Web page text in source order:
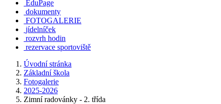
EduPage
dokumenty
FOTOGALERIE
jídelníček
rozvrh hodin
rezervace sportoviště
Úvodní stránka
Základní škola
Fotogalerie
2025-2026
Zimní radovánky - 2. třída